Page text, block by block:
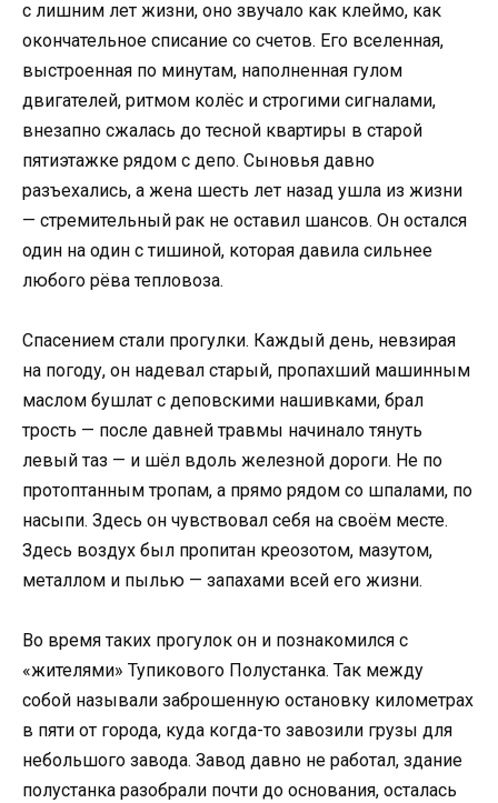
с лишним лет жизни, оно звучало как клеймо, как
окончательное списание со счетов. Его вселенная,
выстроенная по минутам, наполненная гулом
двигателей, ритмом колёс и строгими сигналами,
внезапно сжалась до тесной квартиры в старой
пятиэтажке рядом с депо. Сыновья давно
разъехались, а жена шесть лет назад ушла из жизни
— стремительный рак не оставил шансов. Он остался
один на один с тишиной, которая давила сильнее
любого рёва тепловоза.
Спасением стали прогулки. Каждый день, невзирая
на погоду, он надевал старый, пропахший машинным
маслом бушлат с деповскими нашивками, брал
трость — после давней травмы начинало тянуть
левый таз — и шёл вдоль железной дороги. Не по
протоптанным тропам, а прямо рядом со шпалами, по
насыпи. Здесь он чувствовал себя на своём месте.
Здесь воздух был пропитан креозотом, мазутом,
металлом и пылью — запахами всей его жизни.
Во время таких прогулок он и познакомился с
«жителями» Тупикового Полустанка. Так между
собой называли заброшенную остановку километрах
в пяти от города, куда когда-то завозили грузы для
небольшого завода. Завод давно не работал, здание
полустанка разобрали почти до основания, осталась